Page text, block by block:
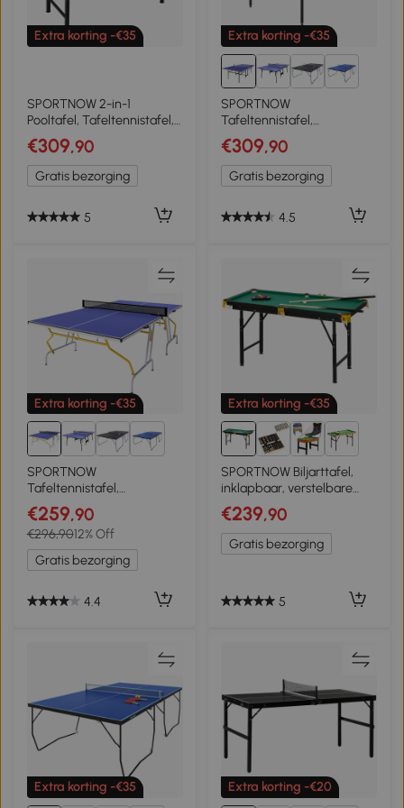
Extra korting -€35
SPORTNOW 2-in-1
Pooltafel, Tafeltennistafel,
met accessoires,
140x63x80cm,
Blauw/Groen
€309,90
Gratis bezorging
5
Extra korting -€35
SPORTNOW
Tafeltennistafel,
inklapbaar, mobiel, 2
rackets, 3 ballen, metalen
frame, 274x152,5x76 cm,
blauw
€309,90
Gratis bezorging
4.5
Extra korting -€35
SPORTNOW
Tafeltennistafel,
inklapbaar, inclusief 2 bats,
3 ballen, net, indoor,
metalen frame,
274x152x76cm, blauw
€259,90
€296,9012% Off
Gratis bezorging
4.4
Extra korting -€35
1+
SPORTNOW Biljarttafel,
inklapbaar, verstelbare
hoogte, incl. driehoek/2
keus/16 ballen, Groen
€239,90
Gratis bezorging
5
Extra korting -€35 Extra korting -€20